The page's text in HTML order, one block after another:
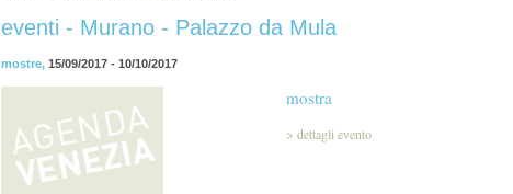
eventi - Murano - Palazzo da Mula
mostre, 15/09/2017 - 10/10/2017
mostra
> dettagli evento